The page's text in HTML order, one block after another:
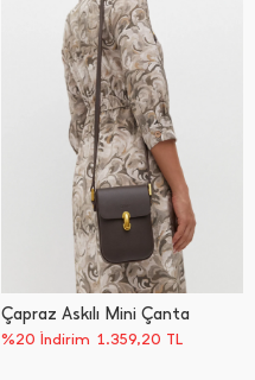
Çapraz Askılı Mini Çanta
%20 İndirim 1.359,20 TL